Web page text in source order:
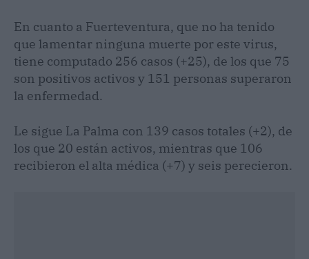
En cuanto a Fuerteventura, que no ha tenido
que lamentar ninguna muerte por este virus,
tiene computado 256 casos (+25), de los que 75
son positivos activos y 151 personas superaron
la enfermedad.
Le sigue La Palma con 139 casos totales (+2), de
los que 20 están activos, mientras que 106
recibieron el alta médica (+7) y seis perecieron.